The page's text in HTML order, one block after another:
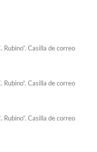
Casilla de correo
Casilla de correo
Casilla de correo